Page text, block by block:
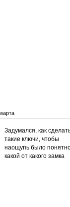
Задумался, как
такие ключи, чтобы
наощупь было
какой от какого замка